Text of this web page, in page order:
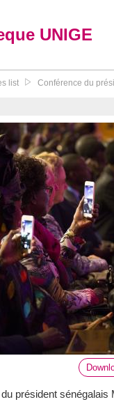
UNIGE
list Conférence du
président sénégalais